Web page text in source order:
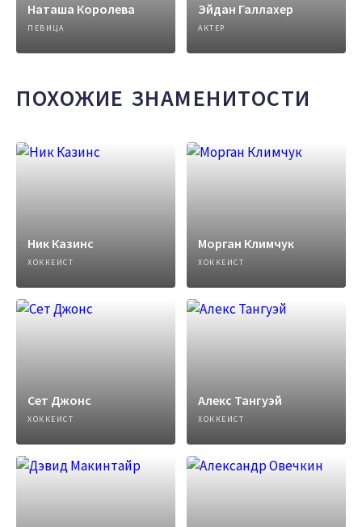
Наташа Королева
ПЕВИЦА
Эйдан Галлахер
АКТЕР
ПОХОЖИЕ ЗНАМЕНИТОСТИ
Ник Казинс
ХОККЕИСТ
Морган Климчук
ХОККЕИСТ
Сет Джонс
ХОККЕИСТ
Алекс Тангуэй
ХОККЕИСТ